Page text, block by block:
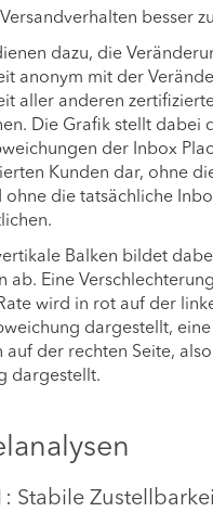
besser
dazu, die
anonym mit der
aller anderen
Die Grafik stellt dabei
der Inbox
Kunden dar, ohne
ohne die tatsächliche
Balken bildet
ab. Eine
wird in rot auf der
dargestellt,
der rechten Seite,
dargestellt.
Stabile